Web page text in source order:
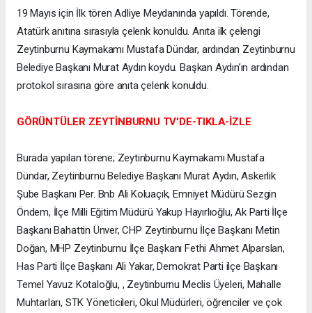
19 Mayıs için İlk tören Adliye Meydanında yapıldı. Törende,
Atatürk anıtına sırasıyla çelenk konuldu. Anıta ilk çelengi
Zeytinburnu Kaymakamı Mustafa Dündar, ardından Zeytinburnu
Belediye Başkanı Murat Aydın koydu. Başkan Aydın’ın ardından
protokol sırasına göre anıta çelenk konuldu.
GÖRÜNTÜLER ZEYTİNBURNU TV'DE-TIKLA-İZLE
Burada yapılan törene; Zeytinburnu Kaymakamı Mustafa
Dündar, Zeytinburnu Belediye Başkanı Murat Aydın, Askerlik
Şube Başkanı Per. Bnb Ali Koluaçık, Emniyet Müdürü Sezgin
Öndem, İlçe Milli Eğitim Müdürü Yakup Hayırlıoğlu, Ak Parti İlçe
Başkanı Bahattin Ünver, CHP Zeytinburnu İlçe Başkanı Metin
Doğan, MHP Zeytinburnu İlçe Başkanı Fethi Ahmet Alparslan,
Has Parti İlçe Başkanı Ali Yakar, Demokrat Parti ilçe Başkanı
Temel Yavuz Kotaloğlu, , Zeytinburnu Meclis Üyeleri, Mahalle
Muhtarları, STK Yöneticileri, Okul Müdürleri, öğrenciler ve çok